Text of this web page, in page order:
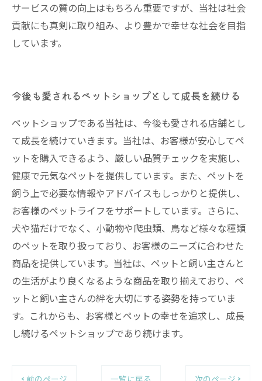
サービスの質の向上はもちろん重要ですが、当社は社会
貢献にも真剣に取り組み、より豊かで幸せな社会を目指
しています。
今後も愛されるペットショップとして成長を続ける
ペットショップである当社は、今後も愛される店舗とし
て成長を続けていきます。当社は、お客様が安心してペ
ットを購入できるよう、厳しい品質チェックを実施し、
健康で元気なペットを提供しています。また、ペットを
飼う上で必要な情報やアドバイスもしっかりと提供し、
お客様のペットライフをサポートしています。さらに、
犬や猫だけでなく、小動物や爬虫類、鳥など様々な種類
のペットを取り扱っており、お客様のニーズに合わせた
商品を提供しています。当社は、ペットと飼い主さんと
の生活がより良くなるような商品を取り揃えており、ペ
ットと飼い主さんの絆を大切にする姿勢を持っていま
す。これからも、お客様とペットの幸せを追求し、成長
し続けるペットショップであり続けます。
< 前のページ 一覧に戻る 次のページ >